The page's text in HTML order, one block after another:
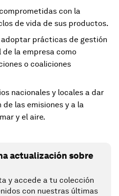
con la
de vida de sus productos.
prácticas de gestión
la empresa como
o coaliciones
nacionales y locales a dar
las emisiones y a la
y el aire.
actualización sobre
y accede a tu colección
con nuestras últimas